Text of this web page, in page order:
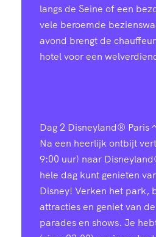
langs de Seine of een
vele beroemde
avond brengt de
hotel voor een
Dag 2 Disneyland® Paris
Na een heerlijk ontbijt
9:00 uur) naar
hele dag kunt genieten
Disney! Verken het park,
attracties en geniet van
parades en shows. Je